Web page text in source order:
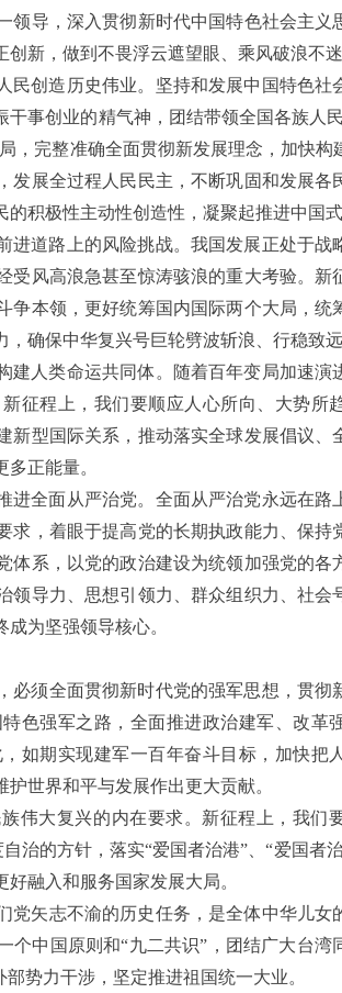
领导，深入贯彻新时代中国特色社会主义
新，做到不畏浮云遮望眼、乘风破浪不迷
创造历史伟业。坚持和发展中国特色社
事创业的精气神，团结带领全国各族人
，完整准确全面贯彻新发展理念，加快构
发展全过程人民民主，不断巩固和发展各
积极性主动性创造性，凝聚起推进中国
道路上的风险挑战。我国发展正处于战
受风高浪急甚至惊涛骇浪的重大考验。新
争本领，更好统筹国内国际两个大局，统
确保中华复兴号巨轮劈波斩浪、行稳致远
人类命运共同体。随着百年变局加速演
征程上，我们要顺应人心所向、大势所
新型国际关系，推动落实全球发展倡议、
正能量。
全面从严治党。全面从严治党永远在路
求，着眼于提高党的长期执政能力、保持
体系，以党的政治建设为统领加强党的各
领导力、思想引领力、群众组织力、社会
为坚强领导核心。
必须全面贯彻新时代党的强军思想，贯彻
色强军之路，全面推进政治建军、改革
如期实现建军一百年奋斗目标，加快把
世界和平与发展作出更大贡献。
伟大复兴的内在要求。新征程上，我们
治的方针，落实“爱国者治港”、“爱国者
融入和服务国家发展大局。
党矢志不渝的历史任务，是全体中华儿女
个中国原则和“九二共识”，团结广大台湾
势力干涉，坚定推进祖国统一大业。